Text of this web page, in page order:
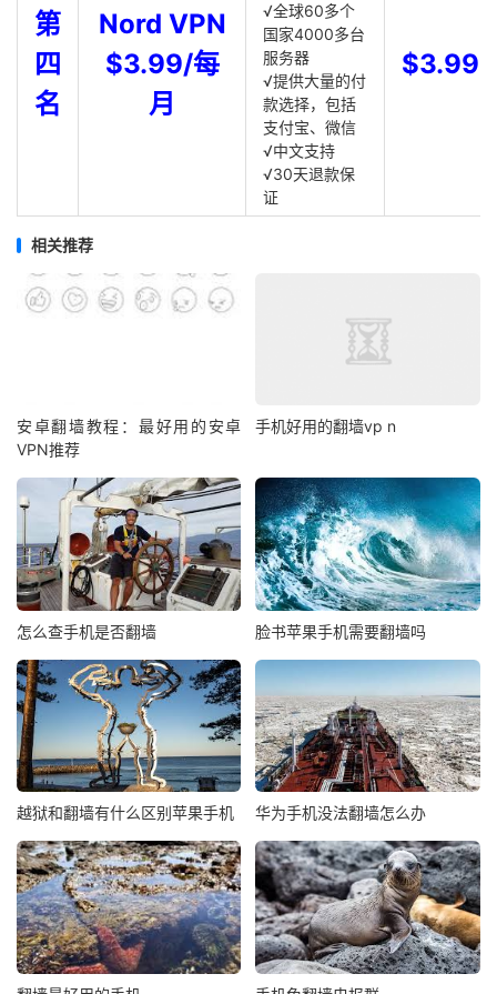
第
四
名
Nord VPN
$3.99/每
月
√全球60多个
国家4000多台
服务器
√提供大量的付
款选择，包括
支付宝、微信
√中文支持
√30天退款保
证
$3.99
相关推荐
安卓翻墙教程：最好用的安卓
VPN推荐
手机好用的翻墙vp n
怎么查手机是否翻墙 脸书苹果手机需要翻墙吗
越狱和翻墙有什么区别苹果手机 华为手机没法翻墙怎么办